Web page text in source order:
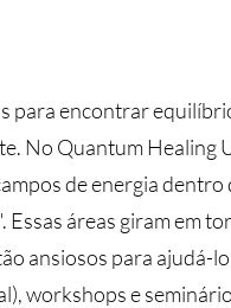
para encontrar
No Quantum Healing
de energia
Essas áreas giram em
ansiosos para ajudá-
workshops e